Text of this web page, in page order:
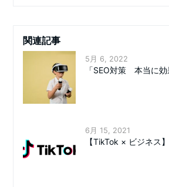
関連記事
5月 6, 2022
「SEO対策 本当に効
6月 15, 2021
【TikTok × ビジネス